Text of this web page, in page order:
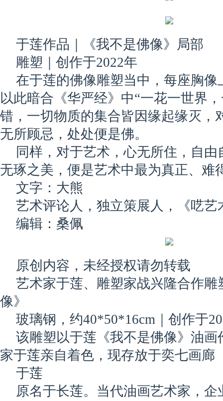
于莲作品｜《我不是佛像》局部
雕塑｜创作于2022年
在于莲的佛像雕塑当中，每座胸
以此暗合《华严经》中“一花一世界
错，一切物质的集合皆因缘起缘灭，
无所顾忌，处处便是佛。
同样，对于艺术，心无所住，自
无琢之美，便是艺术中最为真正、难
文字：大熊
艺术评论人，独立策展人，《呓艺
编辑：桑佩
原创内容，未经授权请勿转载
艺术家于莲、雕塑家战兴隆合作雕
像》
玻璃钢，约40*50*16cm｜创作于
该雕塑以于莲《我不是佛像》油
家于莲亲自着色，现存放于奕七画廊
于莲
原名于长莲。当代油画艺术家，